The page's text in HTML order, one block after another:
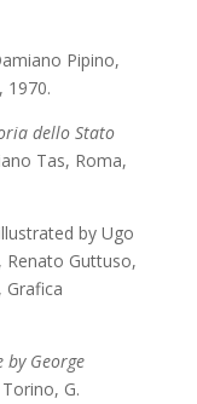
Pipino,
1970.
dello Stato
Tas, Roma,
by Ugo
Renato Guttuso,
Grafica
by George
G.